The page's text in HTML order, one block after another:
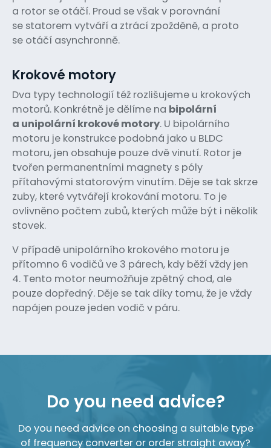
a rotor se otáčí. Proud se však v porovnání
se statorem vytváří a ztrácí zpožděně, a proto
se otáčí asynchronně.
Krokové motory
Dva typy technologií též rozlišujeme u krokových
motorů. Konkrétně je dělíme na bipolární
a unipolární krokové motory. U bipolárního
motoru je konstrukce podobná jako u BLDC
motoru, jen obsahuje pouze dvě vinutí. Rotor je
tvořen permanentními magnety s póly
přítahovými statorovým vinutím. Děje se tak skrze
zuby, které vytvářejí krokování motoru. To je
ovlivněno počtem zubů, kterých může být i několik
stovek.
V případě unipolárního krokového motoru je
přítomno 6 vodičů ve 3 párech, kdy běží vždy jen
4. Tento motor neumožňuje zpětný chod, ale
pouze dopředný. Děje se tak díky tomu, že je vždy
napájen pouze jeden vodič v páru.
Do you need advice?
Do you need advice on choosing a suitable type
of frequency converter or order straight away?